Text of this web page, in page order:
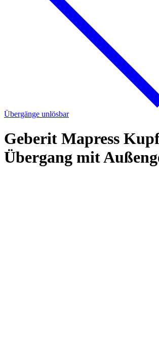
Übergänge unlösbar
Geberit Mapress
Übergang mit